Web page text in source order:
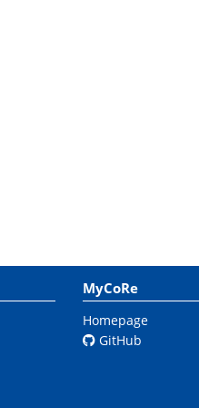
MyCoRe
Homepage
GitHub